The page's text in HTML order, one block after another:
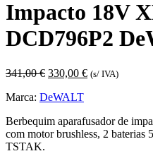
Impacto 18V
DCD796P2
341,00€ O
original
341,00 €.
330,00 €O
330,00 €.
(s/ IVA)
Marca: DeWALT
Berbequim aparafusador de
com motor brushless, 2 baterias
TSTAK.